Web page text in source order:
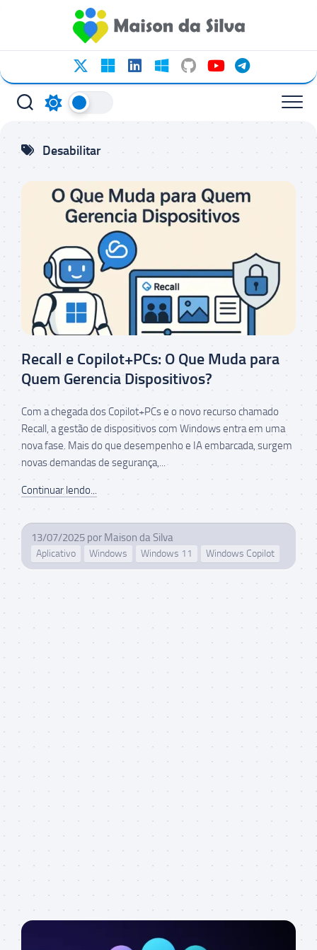
conteúdo
Desabilitar
Recall e Copilot+PCs: O Que Muda para
Quem Gerencia Dispositivos?
Com a chegada dos Copilot+PCs e o novo recurso chamado
Recall, a gestão de dispositivos com Windows entra em uma
nova fase. Mais do que desempenho e IA embarcada, surgem
novas demandas de segurança,...
Continuar lendo...
13/07/2025 por Maison da Silva
Aplicativo Windows Windows 11 Windows Copilot